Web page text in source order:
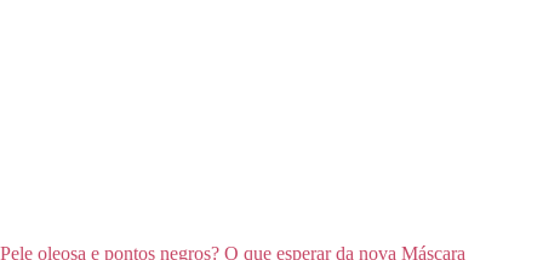
Pele oleosa e pontos negros? O que esperar da nova Máscara